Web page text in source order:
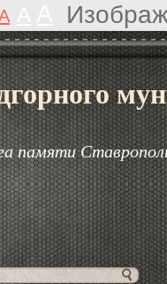
памяти